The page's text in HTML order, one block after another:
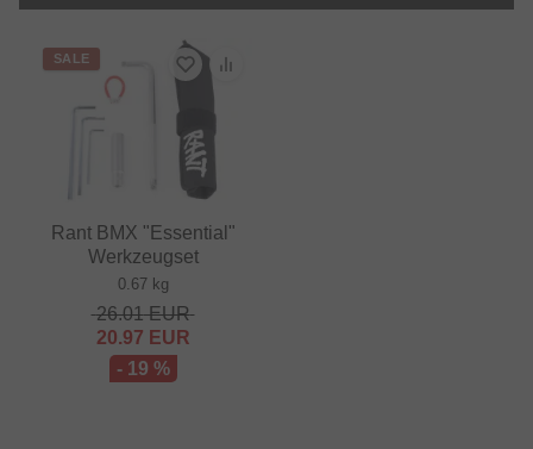
SALE
Rant BMX "Essential"
Werkzeugset
0.67 kg
26.01EUR
20.97 EUR
- 19 %